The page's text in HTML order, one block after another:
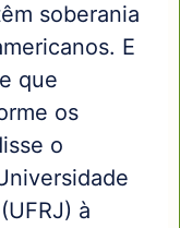
soberania
E
que
os
o
à